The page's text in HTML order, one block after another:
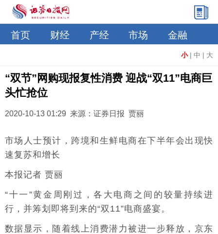
首页 财经 产经 市场 金融
小| 中 | 大
“双节”网购现报复性消费 迎战“双11”电商巨
头忙抢位
2020-10-13 01:29 来源：证券日报 贾丽
市场人士预计，跨境和生鲜电商在下半年会出现快
速复苏和增长
本报记者 贾丽
“十一”黄金周刚过，各大电商之间的较量持续进
行，并筹划即将到来的“双11”电商盛宴。
数据显示，随着线上消费潜力被进一步释放，京东